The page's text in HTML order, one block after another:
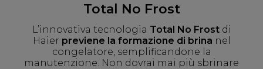
Total No Frost
L’innovativa tecnologia Total No Frostdi
Haier previene la formazione di brina nel
congelatore, semplificandone la
manutenzione. Non dovrai mai più sbrinare